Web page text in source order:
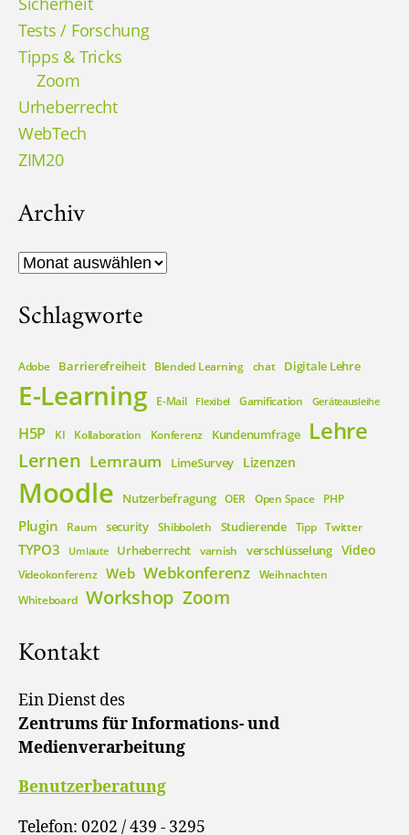
Tests / Forschung
Tipps & Tricks
Zoom
Urheberrecht
WebTech
ZIM20
Archiv
Archiv
Schlagworte
Adobe Barrierefreiheit Blended Learning chat Digitale Lehre
E-Learning E-Mail Flexibel Gamification Geräteausleihe
H5P KI Kollaboration Konferenz Kundenumfrage Lehre
Lernen Lernraum LimeSurvey Lizenzen
Moodle Nutzerbefragung OER Open Space PHP
Plugin Raum security Shibboleth Studierende Tipp Twitter
TYPO3 Umlaute Urheberrecht varnish verschlüsselung Video
Videokonferenz Web Webkonferenz Weihnachten
Whiteboard Workshop Zoom
Kontakt
Ein Dienst des
Zentrums für Informations- und
Medienverarbeitung
Benutzerberatung
Telefon: 0202 / 439 - 3295